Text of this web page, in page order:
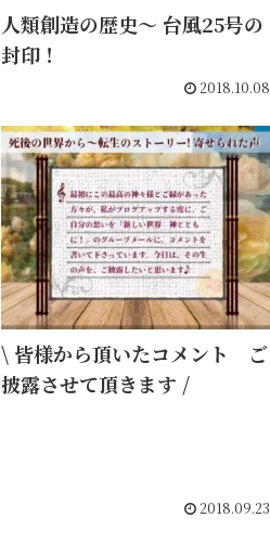
人類創造の歴史〜 台風25号の
封印！
2018.10.08
\ 皆様から頂いたコメント ご
披露させて頂きます /
2018.09.23